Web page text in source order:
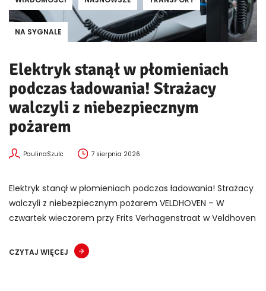
NA SYGNALE
Elektryk stanął w płomieniach
podczas ładowania! Strażacy
walczyli z niebezpiecznym
pożarem
PaulinaSzulc 7 sierpnia 2026
Elektryk stanął w płomieniach podczas ładowania! Strażacy
walczyli z niebezpiecznym pożarem VELDHOVEN – W
czwartek wieczorem przy Frits Verhagenstraat w Veldhoven
CZYTAJ WIĘCEJ